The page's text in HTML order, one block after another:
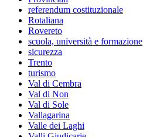
referendum costituzionale
Rotaliana
Rovereto
scuola, università e formazione
sicurezza
Trento
turismo
Val di Cembra
Val di Non
Val di Sole
Vallagarina
Valle dei Laghi